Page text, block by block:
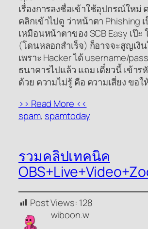
เรื่องการลงชื่อเข้าใช้อุปกรณ์ใหม่
คลิกเข้าไปดู ว่าหน้าตา Phishing
เหมือนหน้าตาของ SCB Easy เป๊ะ
(โดนหลอกสำเร็จ) ก็อาจจะสูญเงิ
เพราะ Hacker ได้ username/
ธนาคารไปแล้ว แถม เดี๋ยวนี้ เข้าร
ด้วย ความไม่รู้ คือ ความเสี่ยง ขอ
>> Read More <<
spam, spamtoday
รวมคลิปเทคนิค
Post Views: 128
wiboon.w